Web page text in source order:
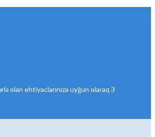
olan ehtiyaclarınıza uyğun olaraq 3